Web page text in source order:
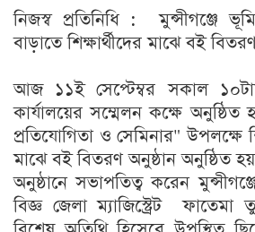
নিজস্ব প্রতিনিধি : মুন্সীগঞ্জে
বাড়াতে শিক্ষার্থীদের মাঝে বই
আজ ১১ই সেপ্টেম্বর সকাল
কার্যালয়ের সম্মেলন কক্ষে
প্রতিযোগিতা ও সেমিনার" উপলক্ষে
মাঝে বই বিতরণ অনুষ্ঠান অনুষ্ঠিত হয় ।
অনুষ্ঠানে সভাপতিত্ব করেন
বিজ্ঞ জেলা ম্যাজিস্ট্রেট ফাতেমা